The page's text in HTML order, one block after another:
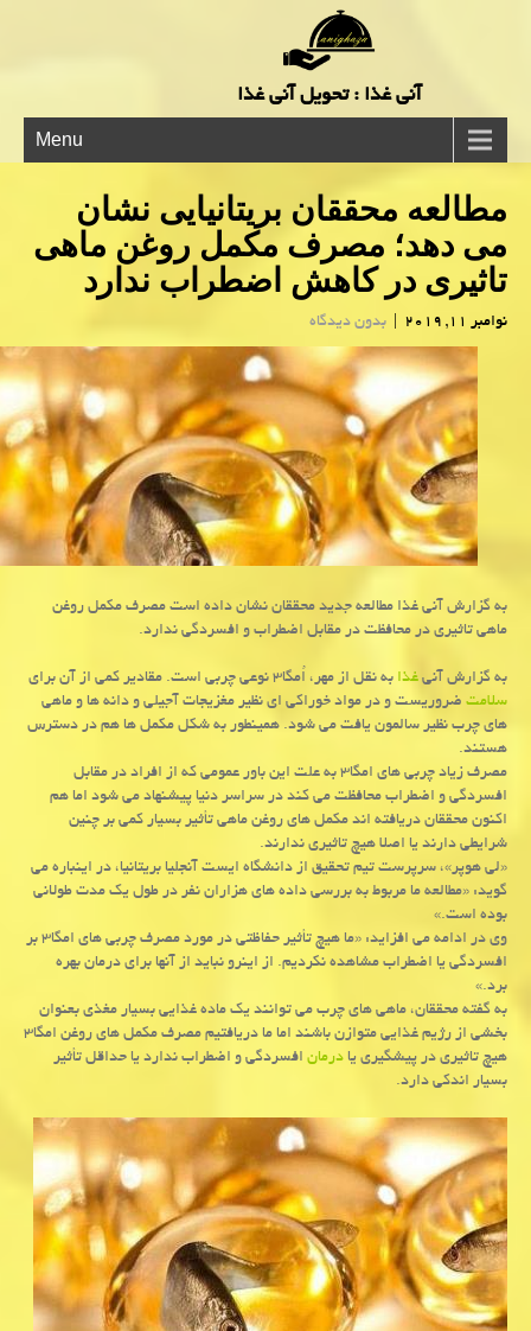
آنی غذا : تحویل آنی غذا
Menu
مطالعه محققان بریتانیایی نشان
می دهد؛ مصرف مكمل روغن ماهی
تاثیری در كاهش اضطراب ندارد
نوامبر 11, 2019 | بدون دیدگاه
به گزارش آنی غذا مطالعه جدید محققان نشان داده است مصرف مكمل روغن
ماهی تاثیری در محافظت در مقابل اضطراب و افسردگی ندارد.
به گزارش آنیغذابه نقل از مهر، اُمگا۳ نوعی چربی است. مقادیر كمی از آن برای
سلامتضروریست و در مواد خوراكی ای نظیر مغزیجات آجیلی و دانه ها و ماهی
های چرب نظیر سالمون یافت می شود. همینطور به شكل مكمل ها هم در دسترس
هستند.
مصرف زیاد چربی های امگا۳ به علت این باور عمومی كه از افراد در مقابل
افسردگی و اضطراب محافظت می كند در سراسر دنیا پیشنهاد می شود اما هم
اكنون محققان دریافته اند مكمل های روغن ماهی تأثیر بسیار كمی بر چنین
شرایطی دارند یا اصلا هیچ تاثیری ندارند.
«لی هوپر»، سرپرست تیم تحقیق از دانشگاه ایست آنجلیا بریتانیا، در اینباره می
گوید: «مطالعه ما مربوط به بررسی داده های هزاران نفر در طول یك مدت طولانی
بوده است.»
وی در ادامه می افزاید: «ما هیچ تأثیر حفاظتی در مورد مصرف چربی های امگا۳ بر
افسردگی یا اضطراب مشاهده نكردیم. از اینرو نباید از آنها برای درمان بهره
برد.»
به گفته محققان، ماهی های چرب می توانند یك ماده غذایی بسیار مغذی بعنوان
بخشی از رژیم غذایی متوازن باشند اما ما دریافتیم مصرف مكمل های روغن امگا۳
هیچ تاثیری در پیشگیری یادرمانافسردگی و اضطراب ندارد یا حداقل تأثیر
بسیار اندكی دارد.